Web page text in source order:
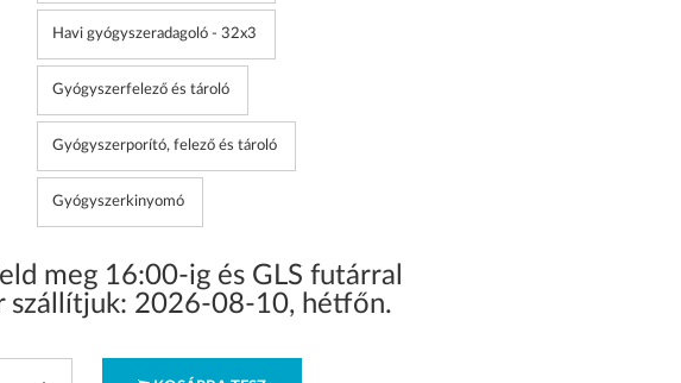
Havi gyógyszeradagoló - 32x3
Gyógyszerfelező és tároló
Gyógyszerporító, felező és tároló
Gyógyszerkinyomó
meg 16:00-ig és GLS futárral
szállítjuk: 2026-08-10, hétfőn.